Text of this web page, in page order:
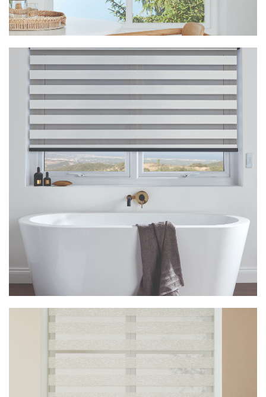
Vision Capri Jasmine